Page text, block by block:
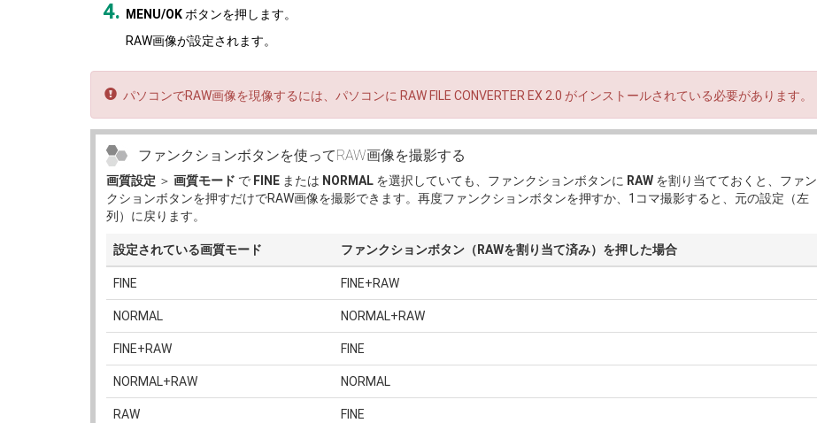
MENU/OKボタンを押します。
RAW画像が設定されます。
パソコンでRAW画像を現像するには、パソコンに RAW FILE CONVERTER EX 2.0 がインストールされている必要があります。
ファンクションボタンを使ってRAW画像を撮影する
画質設定 ＞ 画質モード で FINE または NORMAL を選択していても、ファンクションボタンに RAW を割り当てておくと、ファン
クションボタンを押すだけでRAW画像を撮影できます。再度ファンクションボタンを押すか、1コマ撮影すると、元の設定（左
列）に戻ります。
設定されている画質モード ファンクションボタン（RAWを割り当て済み）を押した場合
FINE FINE+RAW
NORMAL NORMAL+RAW
FINE+RAW FINE
NORMAL+RAW NORMAL
RAW FINE